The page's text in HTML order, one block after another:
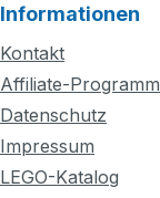
Informationen
Kontakt
Affiliate-Programm
Datenschutz
Impressum
LEGO-Katalog